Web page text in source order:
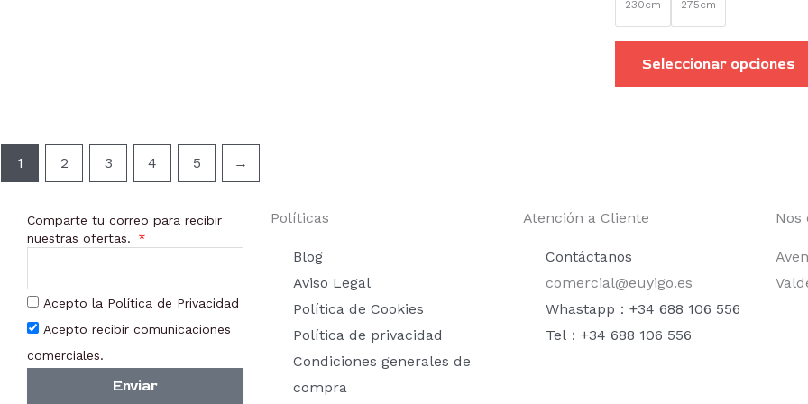
230cm 275cm
Seleccionar opciones
1 2 3 4 5 →
Comparte tu correo para recibir
nuestras ofertas.
Acepto la Política de Privacidad
Acepto recibir comunicaciones
comerciales.
Enviar
Políticas
Blog
Aviso Legal
Política de Cookies
Política de privacidad
Condiciones generales de
compra
Atención a Cliente
Contáctanos
comercial@euyigo.es
Whastapp：+34 688 106 556
Tel：+34 688 106 556
Nos